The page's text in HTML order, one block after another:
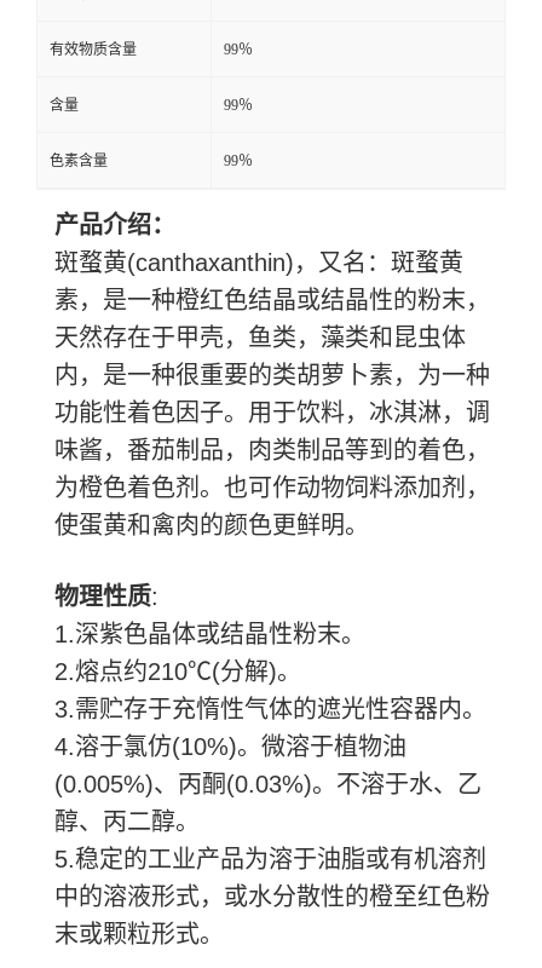
有效物质含量 99％
含量 99％
色素含量 99％
产品介绍：
斑蝥黄(canthaxanthin)，又名：斑蝥黄
素，是一种橙红色结晶或结晶性的粉末，
天然存在于甲壳，鱼类，藻类和昆虫体
内，是一种很重要的类胡萝卜素，为一种
功能性着色因子。用于饮料，冰淇淋，调
味酱，番茄制品，肉类制品等到的着色，
为橙色着色剂。也可作动物饲料添加剂，
使蛋黄和禽肉的颜色更鲜明。
物理性质:
1.深紫色晶体或结晶性粉末。
2.熔点约210℃(分解)。
3.需贮存于充惰性气体的遮光性容器内。
4.溶于氯仿(10%)。微溶于植物油
(0.005%)、丙酮(0.03%)。不溶于水、乙
醇、丙二醇。
5.稳定的工业产品为溶于油脂或有机溶剂
中的溶液形式，或水分散性的橙至红色粉
末或颗粒形式。